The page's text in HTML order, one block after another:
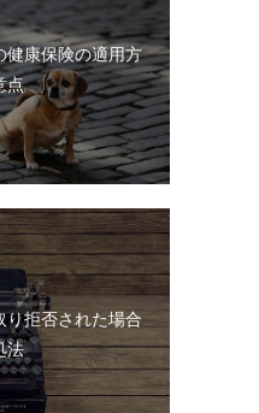
健康保険の適用方
点
り拒否された場合
法